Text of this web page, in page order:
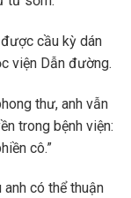
cầu kỳ dán
viện Dẫn đường.
thư, anh vẫn
trong bệnh viện:
cô.”
anh có thể thuận